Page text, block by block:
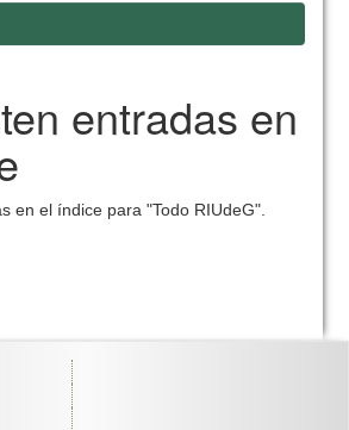
entradas en
en el índice para "Todo RIUdeG".